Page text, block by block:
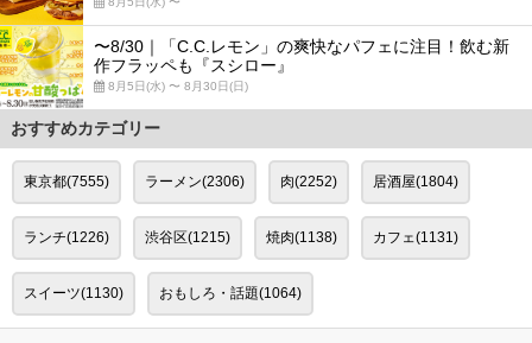
〜8/30｜「C.C.レモン」の爽快なパフェに注目！飲む新
作フラッペも『スシロー』
8月5日(水) 〜 8月30日(日)
おすすめカテゴリー
東京都(7555) ラーメン(2306) 肉(2252) 居酒屋(1804)
ランチ(1226) 渋谷区(1215) 焼肉(1138) カフェ(1131)
スイーツ(1130) おもしろ・話題(1064)